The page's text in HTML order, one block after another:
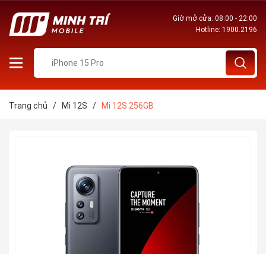
Giờ mở cửa: 08:00 - 22:00
Hotline: 1900.2196
Trang chủ / Mi 12S / Mi 12S 256GB